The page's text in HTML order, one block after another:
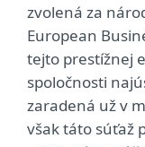
zvolená za
European
tejto prestížnej
spoločnosti
zaradená už v
však táto súťaž